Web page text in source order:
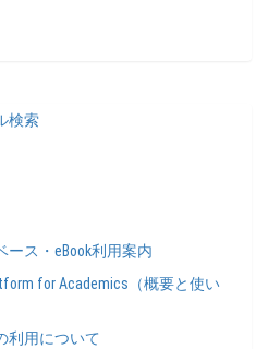
検索
ス・eBook利用案内
for Academics（概要と使い
利用について